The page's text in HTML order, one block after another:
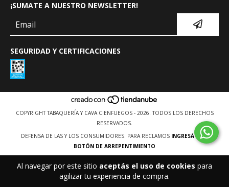
Al navegar por este sitio aceptás el uso de cookies para
agilizar tu experiencia de compra.
¡SUMATE A NUESTRO NEWSLETTER!
SEGURIDAD Y CERTIFICACIONES
COPYRIGHT TABAQUERÍA Y CAVA CIENFUEGOS - 2026. TODOS LOS DERECHOS
RESERVADOS.
DEFENSA DE LAS Y LOS CONSUMIDORES. PARA RECLAMOS INGRESÁ ACÁ.
BOTÓN DE ARREPENTIMIENTO